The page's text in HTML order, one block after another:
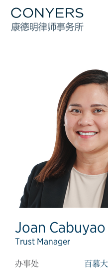
Joan Cabuyao
Trust Manager
办事处
百慕大